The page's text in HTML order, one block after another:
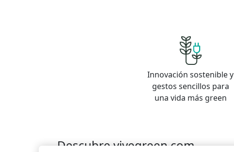
Innovación sostenible y
gestos sencillos para
una vida más green
Descubre vivegreen.com